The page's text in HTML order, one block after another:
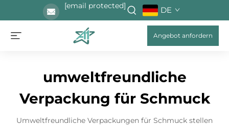
[email protected] DE
Angebot anfordern
umweltfreundliche
Verpackung für Schmuck
Umweltfreundliche Verpackungen für Schmuck stellen